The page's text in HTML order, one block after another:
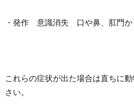
・発作 意識消失 口や鼻、肛門
これらの症状が出た場合は直ちに
さい。